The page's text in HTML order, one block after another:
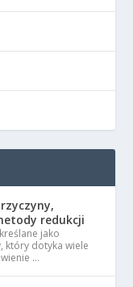
redukcji
jako
który dotyka wiele
…